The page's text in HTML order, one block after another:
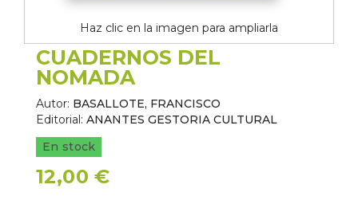
Haz clic en la imagen para ampliarla
CUADERNOS DEL
NOMADA
Autor: BASALLOTE, FRANCISCO
Editorial: ANANTES GESTORIA CULTURAL
En stock
12,00 €